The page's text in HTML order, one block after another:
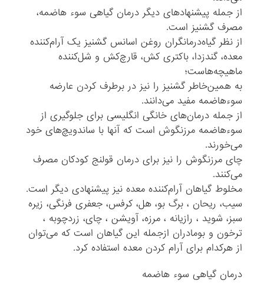
از جمله پیشنهاد‌های دیگر درمان گیاهی سوء هاضمه،
مصرف گشنیز است.
از نظر گیاه‌درمانگران روغن اسانس گشنیز یک آرام‌کننده
معده، گند‌زدا، باکتری کش، قارچ‌کش و شل‌کننده
ماهیچه‌هاست؛
به همین‌خاطر گشنیز را نیز در برطرف کردن عارضه
سوء‌هاضمه مفید می‌دانند.
از جمله درمان‌های خانگی انگلیسی برای جلوگیری از
سوء‌هاضمه مرزنگوش است که آنها با ساندویچ‌های خود
می‌خورند.
چای مرزنگوش را نیز برای درمان قولنج کودکان مصرف
می‌کنند.
مخلوط گیاهان آرام‌کننده معده نیز پیشنهادی دیگر است.
سیب، ریحان ، برگ بو، هل، کرفس، جعفری فرنگی، زیره
سبز، شوید ، رازیانه ، مرزه، آویشن ، چای، زردچوبه ،
ترخون و بومادران ازجمله این گیاهان است که می‌توان
از هرکدام برای آرام کردن معده استفاده کرد.
درمان گیاهی سوء هاضمه